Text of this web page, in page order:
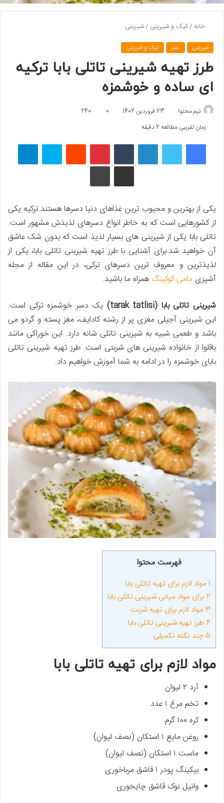
خانه /کیک و شیرینی /شیرینی
شیرینی دسر کیک و شیرینی
طرز تهیه شیرینی تاتلی بابا ترکیه
ای ساده و خوشمزه
تیم محتوا 23 فروردین 1402 0
240
زمان تقریبی مطالعه 2 دقیقه
فیسبوک لینکداین پینتریست اسکایپ
چاپ
یکی از بهترین و محبوب ترین غذاهای دنیا دسرها هستند.ترکیه یکی
از کشورهایی است که به خاطر انواع دسرهای لذیذش مشهور است.
تاتلی بابا یکی از شیرینی های بسیار لذیذ است که بدون شک عاشق
آن خواهید شد.برای آشنایی با طرز تهیه شیرینی تاتلی بابا، یکی از
لذیذترین و معروف ترین دسرهای ترکی، در این مقاله از مجله
آشپزی مامی کوکینگهمراه ما باشید.
شیرینی تاتلی بابا (tarak tatlisi)
یک دسر خوشمزه ترکی است.
این شیرینی آجیلی مغزی پر از رشته کادایف، مغز پسته و گردو می
باشد و طعمی شبیه به شیرینی تاتلی شانه دارد. این خوراکی مانند
باقلوا از خانواده شیرینی های شربتی است. طرز تهیه شیرینی تاتلی
بابای خوشمزه را در ادامه به شما آموزش خواهیم داد.
فهرست محتوا
1 مواد لازم برای تهیه تاتلی بابا
2 برای مواد میانی شیرینی تاتلی بابا
3 مواد لازم برای تهیه شربت
4 طرز تهیه شیرینی تاتلی بابا
5چند نکته تکمیلی
مواد لازم برای تهیه تاتلی بابا
آرد ۲ لیوان
تخم مرغ ۱ عدد
کره ۱۰۰ گرم
روغن مایع ۱ استکان (نصف لیوان)
ماست ۱ استکان (نصف لیوان)
بیکینگ پودر ۱ قاشق مرباخوری
وانیل نوک قاشق چایخوری